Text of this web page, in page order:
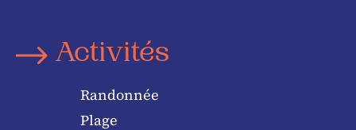
Activités
Randonnée
Plage